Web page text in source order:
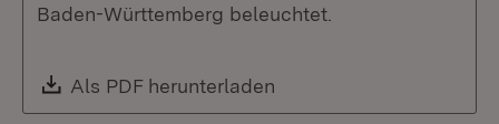
Baden-Württemberg beleuchtet.
Download:
Als PDF herunterladen